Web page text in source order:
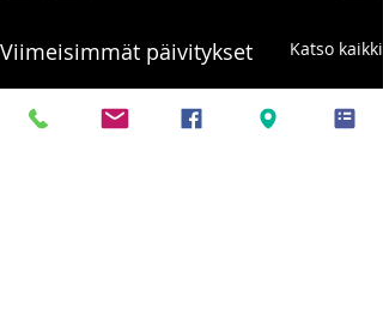
Viimeisimmät päivitykset Katso kaikki